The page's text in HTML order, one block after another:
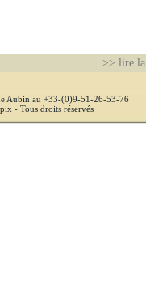
>> lire
Aubin au +33-(0)9-51-26-53-76
- Tous droits réservés